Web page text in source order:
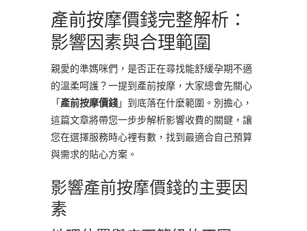
產前按摩價錢完整解析：
影響因素與合理範圍
親愛的準媽咪們，是否正在尋找能舒緩孕期不適
的溫柔呵護？一提到產前按摩，大家總會先關心
「產前按摩價錢」到底落在什麼範圍。別擔心，
這篇文章將帶您一步步解析影響收費的關鍵，讓
您在選擇服務時心裡有數，找到最適合自己預算
與需求的貼心方案。
影響產前按摩價錢的主要因
素